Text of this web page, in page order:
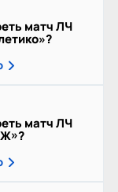
матч ЛЧ
матч ЛЧ